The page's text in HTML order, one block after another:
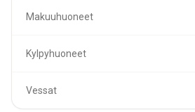
Makuuhuoneet
Kylpyhuoneet
Vessat